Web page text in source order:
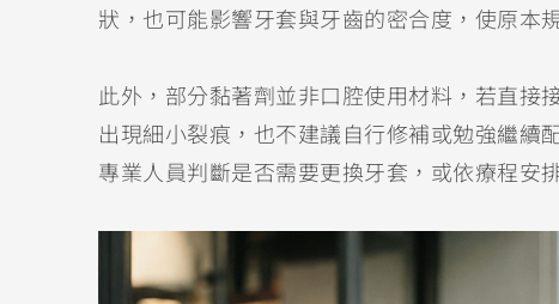
狀，也可能影響牙套與牙齒的密合度，使原本
此外，部分黏著劑並非口腔使用材料，若直接
出現細小裂痕，也不建議自行修補或勉強繼續
專業人員判斷是否需要更換牙套，或依療程安